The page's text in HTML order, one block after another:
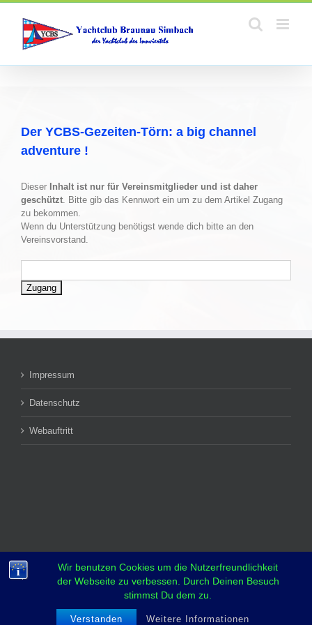
Wir benutzen Cookies um die Nutzerfreundlichkeit
der Webseite zu verbessen. Durch Deinen Besuch
stimmst Du dem zu.
Verstanden Weitere Informationen
Zum
springen
Der YCBS-Gezeiten-Törn: a big channel
adventure !
Dieser Inhalt ist nur für Vereinsmitglieder und ist daher
geschützt . Bitte gib das Kennwort ein um zu dem Artikel Zugang
zu bekommen.
Wenn du Unterstützung benötigst wende dich bitte an den
Vereinsvorstand.
Impressum
Datenschutz
Webauftritt